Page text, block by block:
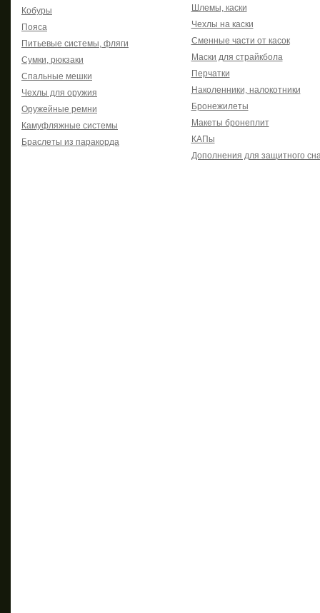
Кобуры
Пояса
Питьевые системы, фляги
Сумки, рюкзаки
Спальные мешки
Чехлы для оружия
Оружейные ремни
Камуфляжные системы
Браслеты из паракорда
Шлемы, каски
Чехлы на каски
Сменные части от касок
Маски для страйкбола
Перчатки
Наколенники, налокотники
Бронежилеты
Макеты бронеплит
КАПы
Дополнения для защитного